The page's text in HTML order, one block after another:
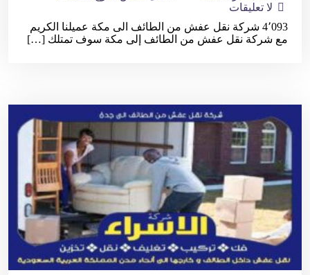
لا تعليقات
4٬093 شركة نقل عفش من الطائف الى مكة عميلنا الكريم
مع شركة نقل عفش من الطائف إلى مكة سوف تمتلك […]